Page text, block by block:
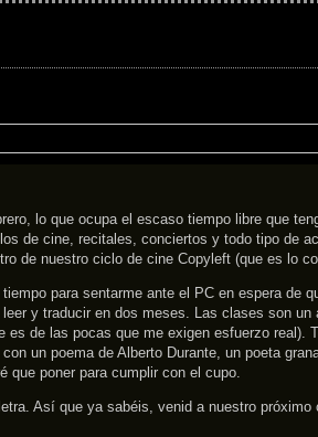
lo que ocupa el escaso tiempo libre que
de cine, recitales, conciertos y todo tipo de
de nuestro ciclo de cine Copyleft (que es lo
para sentarme ante el PC en espera de
y traducir en dos meses. Las clases son
de las pocas que me exigen esfuerzo
un poema de Alberto Durante, un poeta
que poner para cumplir con el cupo.
Así que ya sabéis, venid a nuestro